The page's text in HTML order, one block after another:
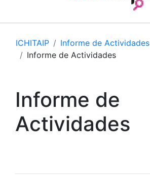
ICHITAIP Informe de Actividades
Informe de Actividades
Informe de
Actividades